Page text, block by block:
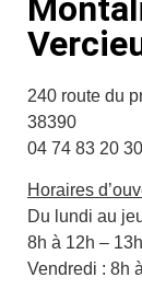
240 route du
38390
04 74 83 20 30
Horaires
Du lundi au
8h à 12h –
Vendredi : 8h